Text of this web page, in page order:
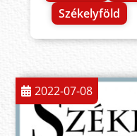
Székelyföld
2022-07-08